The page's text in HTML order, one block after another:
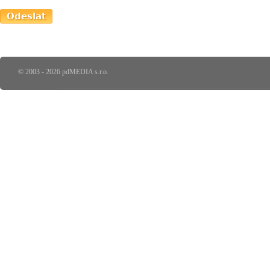
© 2003 - 2026 pdMEDIA s.r.o.